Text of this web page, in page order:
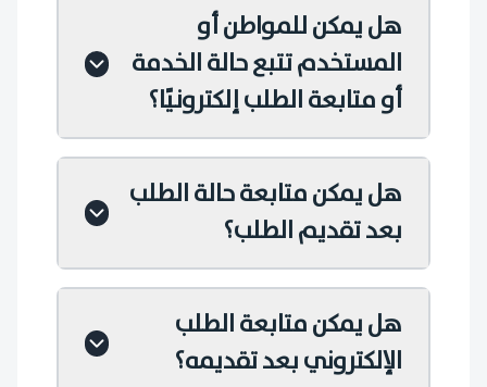
هل يمكن للمواطن أو
المستخدم تتبع حالة الخدمة
أو متابعة الطلب إلكترونيًا؟
هل يمكن متابعة حالة الطلب
بعد تقديم الطلب؟
هل يمكن متابعة الطلب
الإلكتروني بعد تقديمه؟